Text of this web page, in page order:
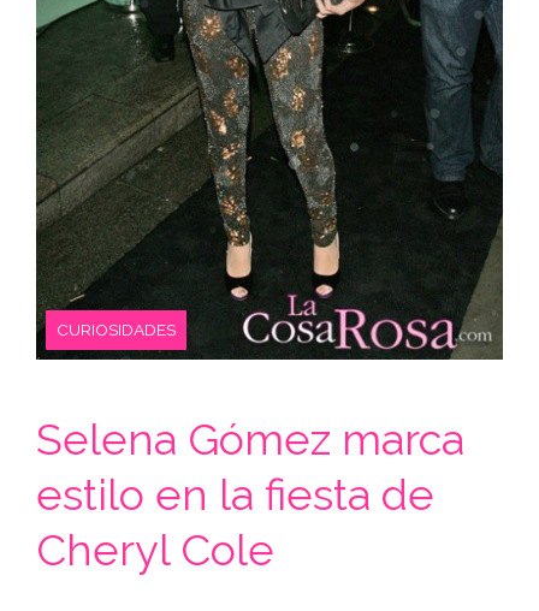
CURIOSIDADES
Selena Gómez marca
estilo en la fiesta de
Cheryl Cole